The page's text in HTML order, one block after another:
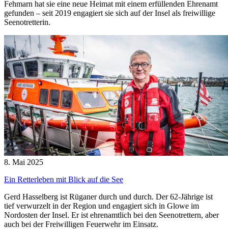
Fehmarn hat sie eine neue Heimat mit einem erfüllenden Ehrenamt
gefunden – seit 2019 engagiert sie sich auf der Insel als freiwillige
Seenotretterin.
8. Mai 2025
Ein Retterleben mit Blick auf die See
Gerd Hasselberg ist Rüganer durch und durch. Der 62-Jährige ist
tief verwurzelt in der Region und engagiert sich in Glowe im
Nordosten der Insel. Er ist ehrenamtlich bei den Seenotrettern, aber
auch bei der Freiwilligen Feuerwehr im Einsatz.